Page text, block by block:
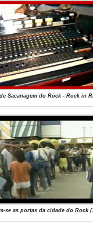
Sacanagem do Rock - Rock in
se as portas da cidade do Rock